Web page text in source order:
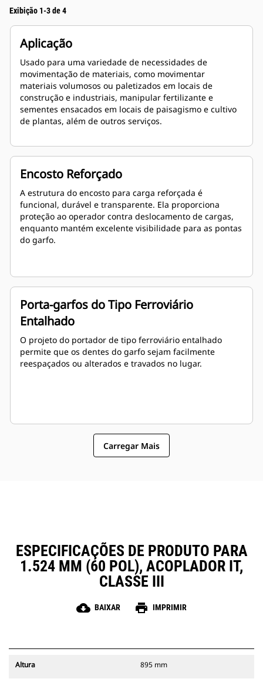
Exibição 1-3 de 4
Aplicação
Usado para uma variedade de necessidades de
movimentação de materiais, como movimentar
materiais volumosos ou paletizados em locais de
construção e industriais, manipular fertilizante e
sementes ensacados em locais de paisagismo e cultivo
de plantas, além de outros serviços.
Encosto Reforçado
A estrutura do encosto para carga reforçada é
funcional, durável e transparente. Ela proporciona
proteção ao operador contra deslocamento de cargas,
enquanto mantém excelente visibilidade para as pontas
do garfo.
Porta-garfos do Tipo Ferroviário
Entalhado
O projeto do portador de tipo ferroviário entalhado
permite que os dentes do garfo sejam facilmente
reespaçados ou alterados e travados no lugar.
Carregar Mais
ESPECIFICAÇÕES DE PRODUTO PARA
1.524 MM (60 POL), ACOPLADOR IT,
CLASSE III
cloud_download BAIXAR print IMPRIMIR
Altura 895 mm